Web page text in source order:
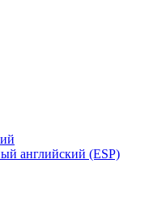
английский (ESP)